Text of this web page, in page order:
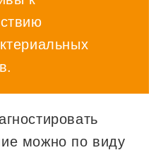
можно по виду